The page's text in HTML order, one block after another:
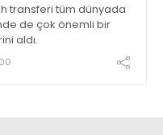
transferi tüm dünyada
de çok önemli bir
aldı.